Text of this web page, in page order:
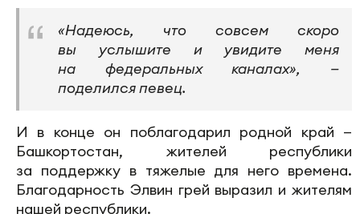
«Надеюсь, что совсем скоро
вы услышите и увидите меня
на федеральных каналах», —
поделился певец.
И в конце он поблагодарил родной край —
Башкортостан, жителей республики
за поддержку в тяжелые для него времена.
Благодарность Элвин грей выразил и жителям
нашей республики.